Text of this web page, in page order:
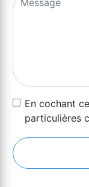
En cochant
particulières